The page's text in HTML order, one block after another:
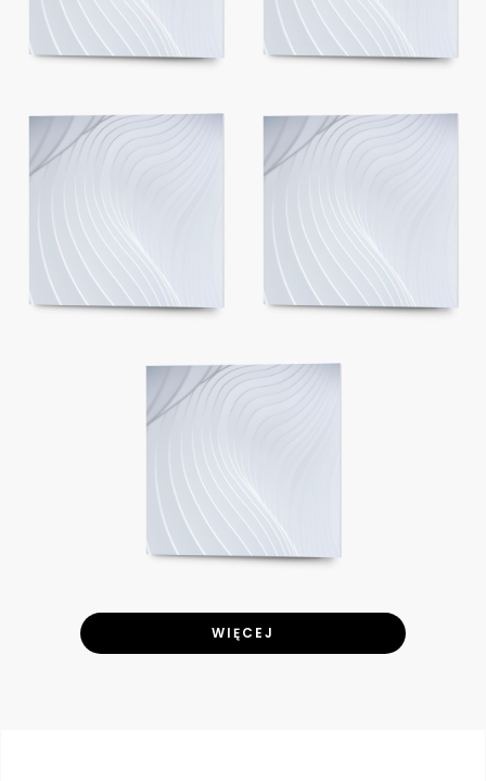
WIĘCEJ